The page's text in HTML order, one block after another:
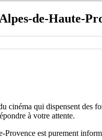
de-Haute-
qui dispensent des
à votre attente.
est purement